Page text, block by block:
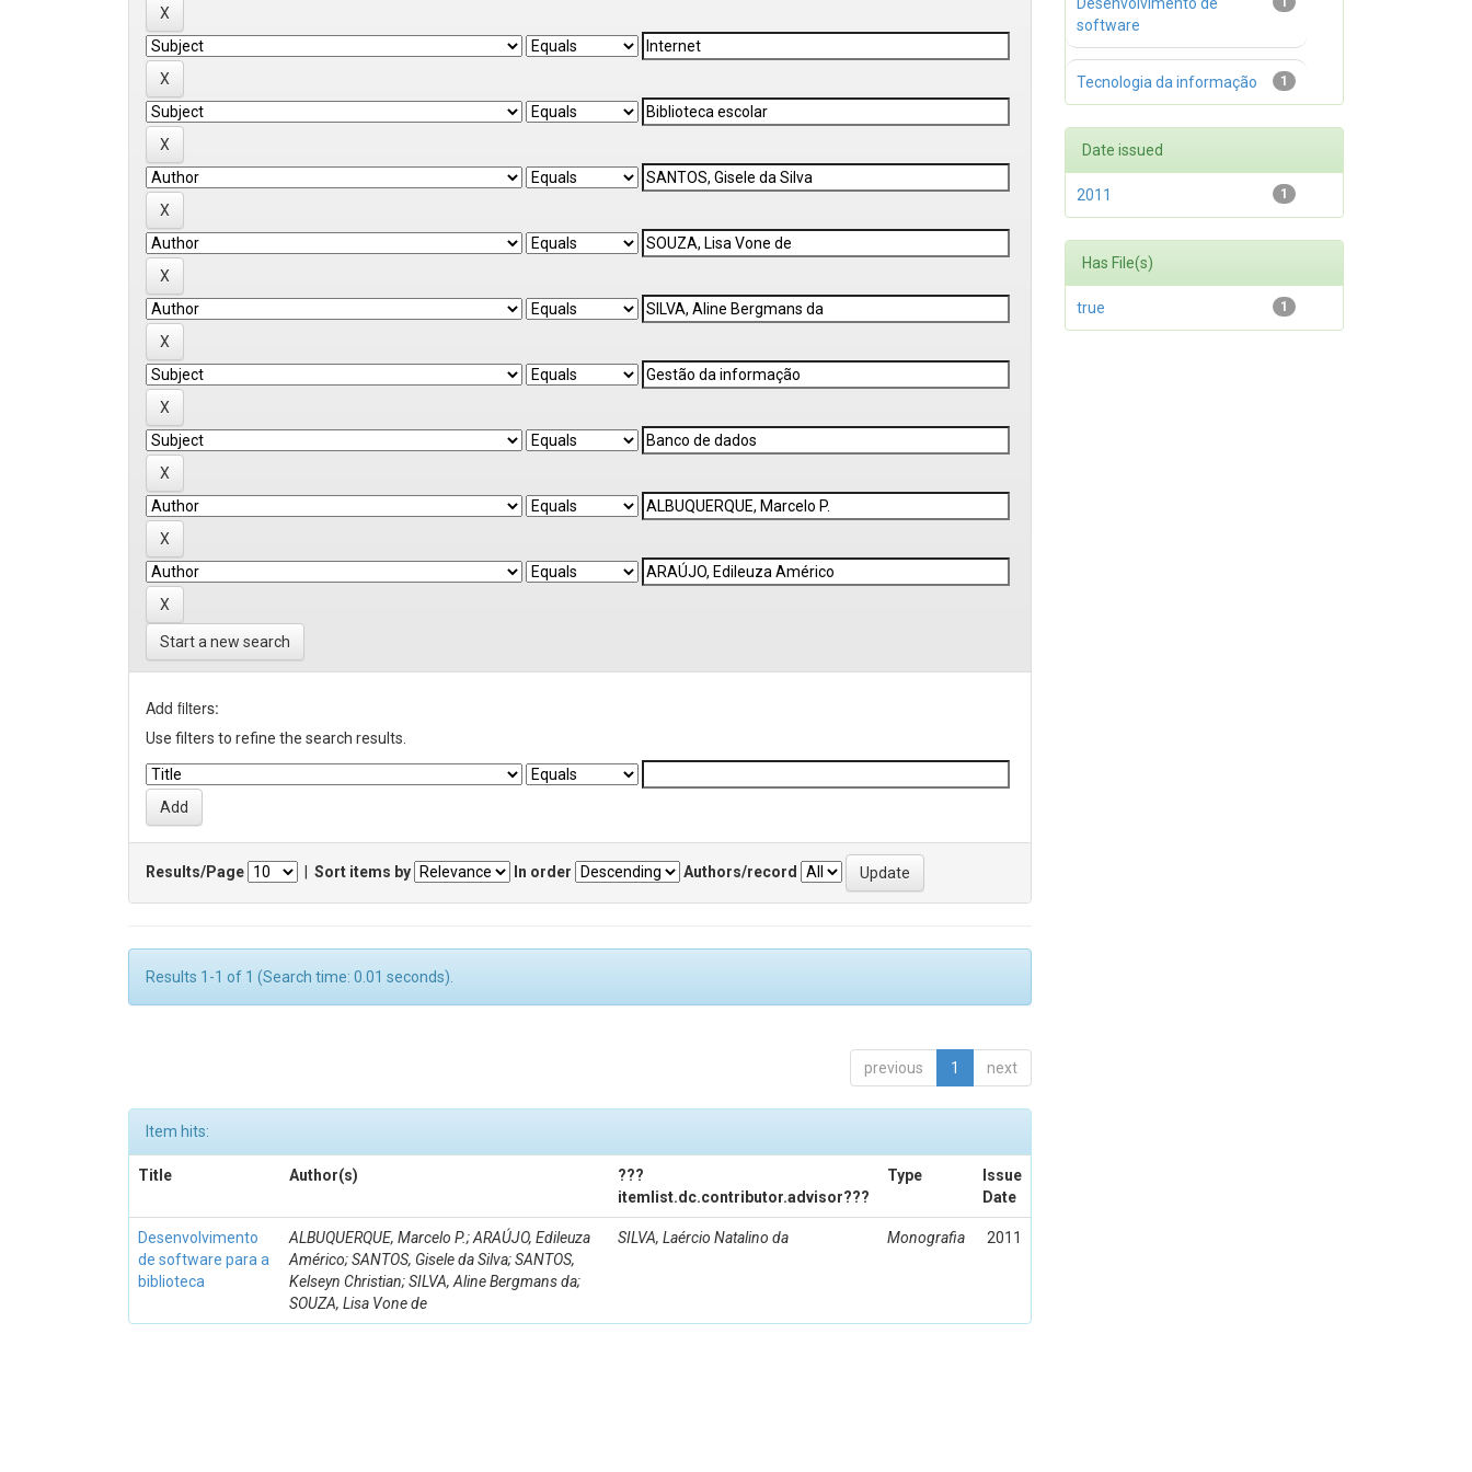
Start a new search
Add filters:
Use filters to refine the search results.
Results/Page Sort items by In order Authors/record
Results 1-1 of 1 (Search time: 0.01 seconds).
previous 1 next
Item hits:
Title Author(s)
???
itemlist.dc.contributor.advisor???
Type
Issue
Date
Desenvolvimento
de software para a
biblioteca
ALBUQUERQUE, Marcelo P.; ARAÚJO, Edileuza
Américo; SANTOS, Gisele da Silva; SANTOS,
Kelseyn Christian; SILVA, Aline Bergmans da;
SOUZA, Lisa Vone de
SILVA, Laércio Natalino da Monografia 2011
software
1
Tecnologia da informação
Date issued
1
2011
Has File(s)
1
true